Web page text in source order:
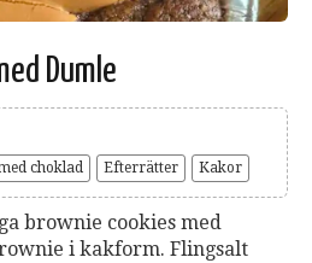
Dumle
choklad
Efterrätter Kakor
brownie cookies med
i kakform. Flingsalt